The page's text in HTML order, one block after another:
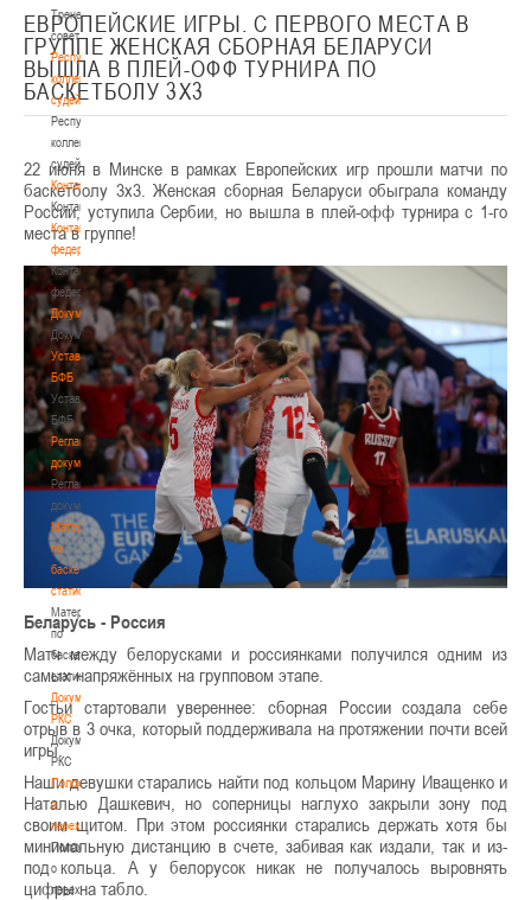
Тренерский
совет
Республиканская
коллегия
судей
Республиканская
коллегия
судей
Контакты
Контакты
Контакты
федерации
Контакты
федерации
Документы
Документы
Устав
БФБ
Устав
БФБ
Регламентирующие
документы
Регламентирующие
документы
Материалы
по
баскетбольной
статистике
Материалы
по
баскетбольной
статистике
Документы
РКС
Документы
РКС
Положение
о
переходах
Положение
о
переходах
ЕВРОПЕЙСКИЕ ИГРЫ. С ПЕРВОГО МЕСТА В
ГРУППЕ ЖЕНСКАЯ СБОРНАЯ БЕЛАРУСИ
ВЫШЛА В ПЛЕЙ-ОФФ ТУРНИРА ПО
БАСКЕТБОЛУ 3Х3
22 июня в Минске в рамках Европейских игр прошли матчи по
баскетболу 3х3. Женская сборная Беларуси обыграла команду
России, уступила Сербии, но вышла в плей-офф турнира с 1-го
места в группе!
Беларусь - Россия
Матч между белорусками и россиянками получился одним из
самых напряжённых на групповом этапе.
Гостьи стартовали увереннее: сборная России создала себе
отрыв в 3 очка, который поддерживала на протяжении почти всей
игры.
Наши девушки старались найти под кольцом Марину Иващенко и
Наталью Дашкевич, но соперницы наглухо закрыли зону под
своим щитом. При этом россиянки старались держать хотя бы
минимальную дистанцию в счете, забивая как издали, так и из-
под кольца. А у белорусок никак не получалось выровнять
цифры на табло.